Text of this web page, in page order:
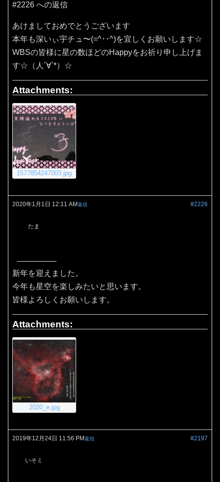
#2226 への返信
あけましておめでとうございます
本年も深いぃ宇チュ〜(=^･･^)を宜しくお願いします☆
WBSの皆様に星の数ほどのHappyをお祈り申し上げま
す☆（人´∀`*）☆
Attachments:
1577854247003.jpg
2020年1月1日 12:11 AM #2226
返信
たま
新年を迎えました。
今年も星空を楽しみたいと思います。
皆様よろしくお願いします。
Attachments:
2020_e.jpg
2019年12月24日 11:56 PM #2197
返信
いそミ